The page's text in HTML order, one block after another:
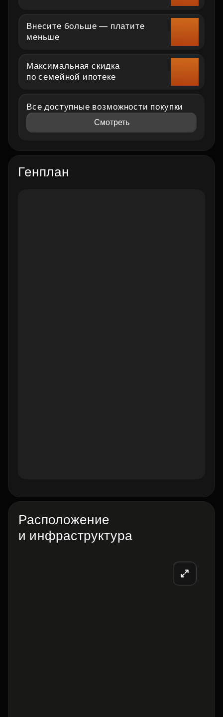
Внесите больше — платите
меньше
Максимальная скидка
по семейной ипотеке
Все доступные возможности покупки
Смотреть
Генплан
Расположение
и инфраструктура